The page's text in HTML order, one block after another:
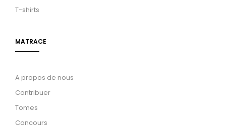
T-shirts
MATRACE
A propos de nous
Contribuer
Tomes
Concours